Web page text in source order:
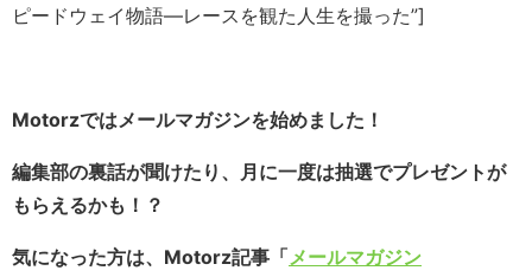
ピードウェイ物語―レースを観た人生を撮った”]
Motorzではメールマガジンを始めました！
編集部の裏話が聞けたり、月に一度は抽選でプレゼントが
もらえるかも！？
気になった方は、Motorz記事「メールマガジン